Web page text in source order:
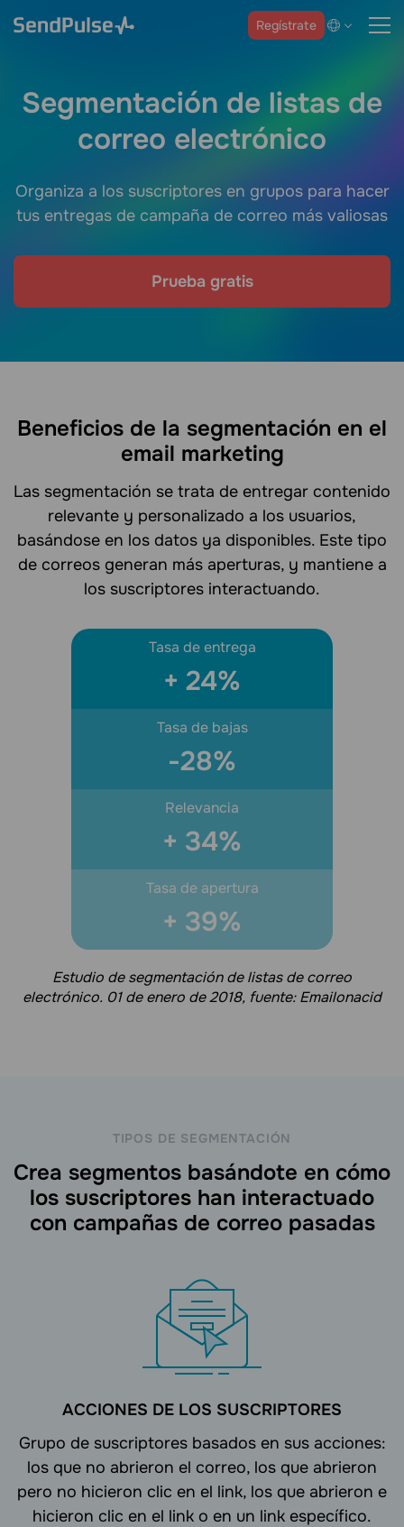
Regístrate
Segmentación de listas de
correo electrónico
Organiza a los suscriptores en grupos para hacer
tus entregas de campaña de correo más valiosas
Prueba gratis
Beneficios de la segmentación en el
email marketing
Las segmentación se trata de entregar contenido
relevante y personalizado a los usuarios,
basándose en los datos ya disponibles. Este tipo
de correos generan más aperturas, y mantiene a
los suscriptores interactuando.
Tasa de entrega
+ 24%
Tasa de bajas
-28%
Relevancia
+ 34%
Tasa de apertura
+ 39%
Estudio de segmentación de listas de correo
electrónico. 01 de enero de 2018, fuente: Emailonacid
TIPOS DE SEGMENTACIÓN
Crea segmentos basándote en cómo
los suscriptores han interactuado
con campañas de correo pasadas
ACCIONES DE LOS SUSCRIPTORES
Grupo de suscriptores basados en sus acciones:
los que no abrieron el correo, los que abrieron
pero no hicieron clic en el link, los que abrieron e
hicieron clic en el link o en un link específico.